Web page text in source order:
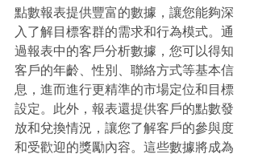
點數報表提供豐富的數據，讓您能夠深
入了解目標客群的需求和行為模式。通
過報表中的客戶分析數據，您可以得知
客戶的年齡、性別、聯絡方式等基本信
息，進而進行更精準的市場定位和目標
設定。此外，報表還提供客戶的點數發
放和兌換情況，讓您了解客戶的參與度
和受歡迎的獎勵內容。這些數據將成為